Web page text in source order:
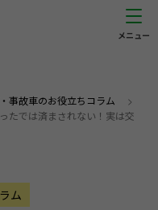
事故車のお役立ちコラム >
たでは済まされない！実は交
ム